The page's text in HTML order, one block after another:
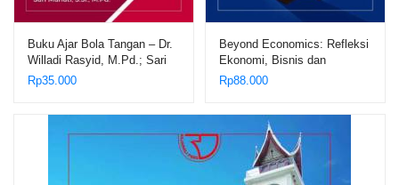
Buku Ajar Bola Tangan – Dr.
Willadi Rasyid, M.Pd.; Sari
Mariati, S.Si., M.Pd.
Rp35.000
Beyond Economics: Refleksi
Ekonomi, Bisnis dan
Keuangan dalam Bingkai Al-
Rp88.000